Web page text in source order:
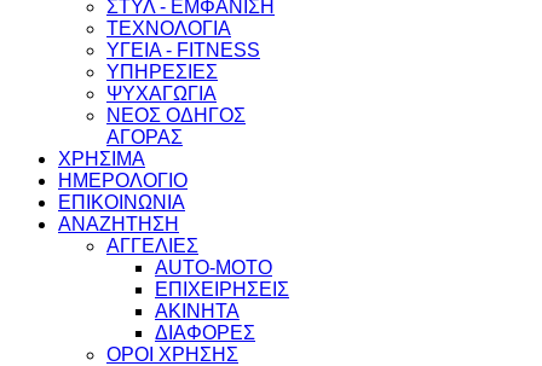
ΣΤΥΛ - ΕΜΦΑΝΙΣΗ
ΤΕΧΝΟΛΟΓΙΑ
ΥΓΕΙΑ - FITNESS
ΥΠΗΡΕΣΙΕΣ
ΨΥΧΑΓΩΓΙΑ
ΝΕΟΣ ΟΔΗΓΟΣ
ΑΓΟΡΑΣ
ΧΡΗΣΙΜΑ
ΗΜΕΡΟΛΟΓΙΟ
ΕΠΙΚΟΙΝΩΝΙΑ
ΑΝΑΖΗΤΗΣΗ
ΑΓΓΕΛΙΕΣ
AUTO-MOTO
ΕΠΙΧΕΙΡΗΣΕΙΣ
ΑΚΙΝΗΤΑ
ΔΙΑΦΟΡΕΣ
ΟΡΟΙ ΧΡΗΣΗΣ